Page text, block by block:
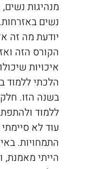
מנהיגות
נשים
יודעת מה זה
הקורס הזה
איכויות
הלכתי ללמוד
בשנה הזו.
ללמוד
עוד לא סיימתי
התמחויות.
הייתי